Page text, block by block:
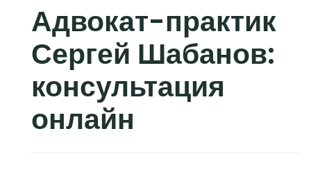
Адвокат-практик
Сергей Шабанов:
консультация
онлайн